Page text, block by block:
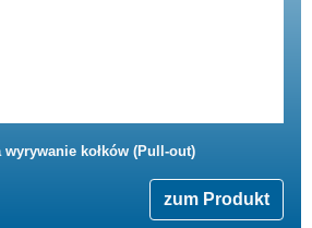
wyrywanie kołków (Pull-out)
zum Produkt